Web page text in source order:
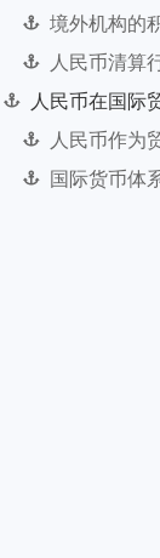
境外机构的
人民币清算
人民币在国际
人民币作为
国际货币体